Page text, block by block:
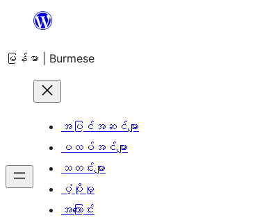
အကြောင်းအရာ
ကျော်သွား
မြန်မာ | Burmese
အပြင်အဆင်များ
ပလပ်အင်များ
သတင်းများ
ပံ့ပိုးမှု
အကြောင်း